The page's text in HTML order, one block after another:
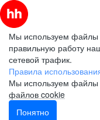
Мы используем файлы
правильную работу
сетевой трафик.
Правила
Мы используем файлы
файлов cookie
Понятно